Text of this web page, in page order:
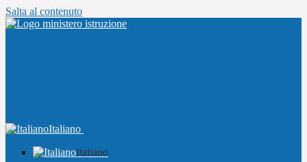
Salta al contenuto
Italiano
Italiano